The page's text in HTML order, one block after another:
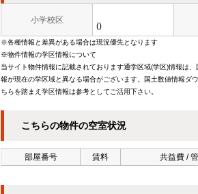
小学校区
()
※各種情報と差異がある場合は現況優先となります
※物件情報の学区情報について
当サイト物件情報に記載されております通学区域(学区)情報は
報が現在の学区域と異なる場合がございます。国土数値情報ダ
ちらを踏まえ学区情報は参考としてご活用下さい。
こちらの物件の空室状況
部屋番号 賃料 共益費 /